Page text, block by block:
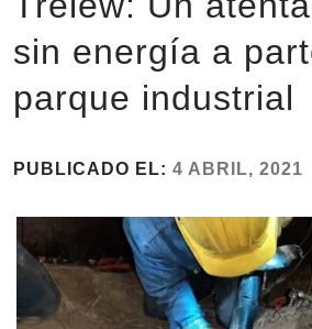
sin energía a
parque industrial
PUBLICADO EL: 4 ABRIL, 2021